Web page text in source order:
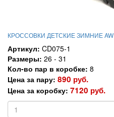
КРОССОВКИ ДЕТСКИЕ ЗИМНИЕ AW
Артикул: CD075-1
Размеры: 26 - 31
Кол-во пар в коробке: 8
Цена за пару: 890 руб.
Цена за коробку: 7120 руб.